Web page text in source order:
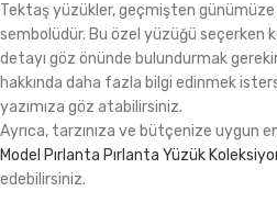
Tektaş yüzükler, geçmişten
sembolüdür. Bu özel yüzüğü seçerken
detayı göz önünde bulundurmak
hakkında daha fazla bilgi edinmek
yazımıza göz atabilirsiniz.
Ayrıca, tarzınıza ve bütçenize uygun
Model Pırlanta Pırlanta Yüzük
edebilirsiniz.